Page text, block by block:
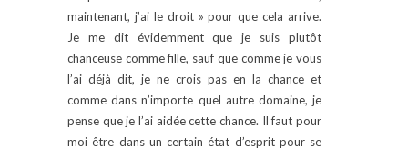
maintenant, j’ai le droit » pour que cela arrive.
Je me dit évidemment que je suis plutôt
chanceuse comme fille, sauf que comme je vous
l’ai déjà dit, je ne crois pas en la chance et
comme dans n’importe quel autre domaine, je
pense que je l’ai aidée cette chance. Il faut pour
moi être dans un certain état d’esprit pour se